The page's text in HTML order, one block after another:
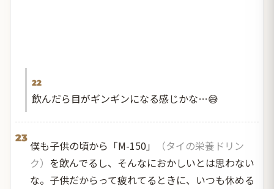
22
飲んだら目がギンギンになる感じかな…😅
23
僕も子供の頃から「M-150」
（タイの栄養ドリン
ク） を飲んでるし、そんなにおかしいとは思わない
な。子供だからって疲れてるときに、いつも休める